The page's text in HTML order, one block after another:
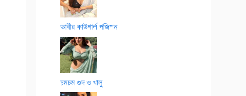
ভাবীর কাউগার্ল পজিশন
চমচম গুদ ও খালু